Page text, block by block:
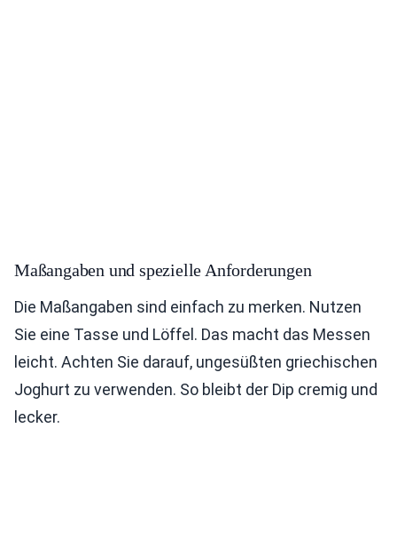
Maßangaben und spezielle Anforderungen
Die Maßangaben sind einfach zu merken. Nutzen
Sie eine Tasse und Löffel. Das macht das Messen
leicht. Achten Sie darauf, ungesüßten griechischen
Joghurt zu verwenden. So bleibt der Dip cremig und
lecker.